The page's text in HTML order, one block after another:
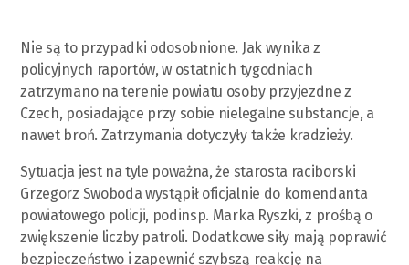
Nie są to przypadki odosobnione. Jak wynika z
policyjnych raportów, w ostatnich tygodniach
zatrzymano na terenie powiatu osoby przyjezdne z
Czech, posiadające przy sobie nielegalne substancje, a
nawet broń. Zatrzymania dotyczyły także kradzieży.
Sytuacja jest na tyle poważna, że starosta raciborski
Grzegorz Swoboda wystąpił oficjalnie do komendanta
powiatowego policji, podinsp. Marka Ryszki, z prośbą o
zwiększenie liczby patroli. Dodatkowe siły mają poprawić
bezpieczeństwo i zapewnić szybszą reakcję na